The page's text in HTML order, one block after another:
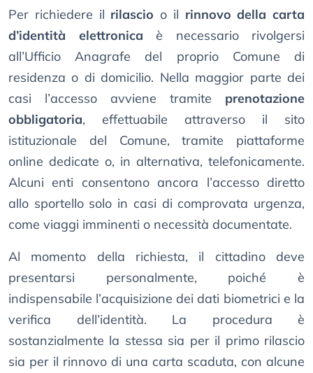
Per richiedere il rilascio o il rinnovo della carta
d’identità elettronica è necessario rivolgersi
all’Ufficio Anagrafe del proprio Comune di
residenza o di domicilio. Nella maggior parte dei
casi l’accesso avviene tramite prenotazione
obbligatoria, effettuabile attraverso il sito
istituzionale del Comune, tramite piattaforme
online dedicate o, in alternativa, telefonicamente.
Alcuni enti consentono ancora l’accesso diretto
allo sportello solo in casi di comprovata urgenza,
come viaggi imminenti o necessità documentate.
Al momento della richiesta, il cittadino deve
presentarsi personalmente, poiché è
indispensabile l’acquisizione dei dati biometrici e la
verifica dell’identità. La procedura è
sostanzialmente la stessa sia per il primo rilascio
sia per il rinnovo di una carta scaduta, con alcune